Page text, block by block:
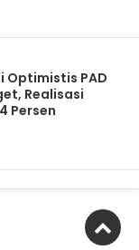
Optimistis PAD
Realisasi
Persen